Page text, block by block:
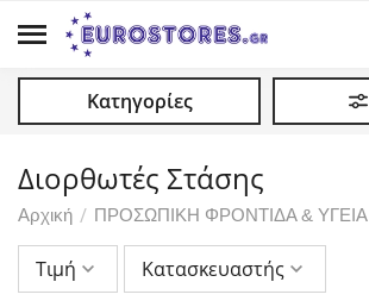
Κατηγορίες
Διορθωτές Στάσης
Αρχική / ΠΡΟΣΩΠΙΚΗ ΦΡΟΝΤΙΔΑ & ΥΓΕΙΑ
Τιμή Κατασκευαστής